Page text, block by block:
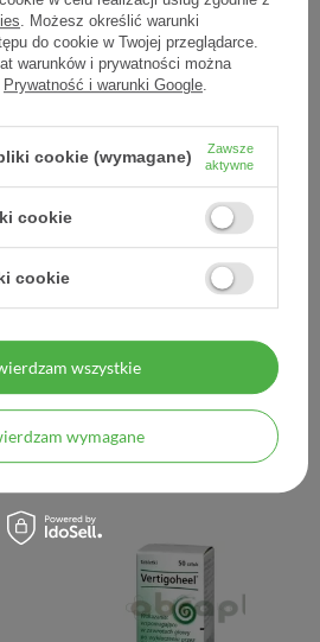
0,70 zł / szt.
ml
tabletek
29,99 zł
0,60 zł / szt.
. Możesz określić warunki
do cookie w Twojej przeglądarce.
warunków i prywatności można
Prywatność i warunki Google.
cookie (wymagane)
Zawsze
aktywne
cookie
cookie
wymagane
wszystkie